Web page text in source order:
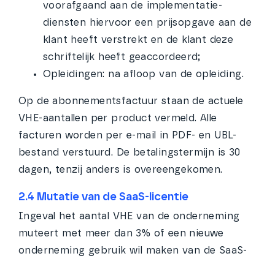
voorafgaand aan de implementatie-
diensten hiervoor een prijsopgave aan de
klant heeft verstrekt en de klant deze
schriftelijk heeft geaccordeerd;
Opleidingen: na afloop van de opleiding.
Op de abonnementsfactuur staan de actuele
VHE-aantallen per product vermeld. Alle
facturen worden per e-mail in PDF- en UBL-
bestand verstuurd. De betalingstermijn is 30
dagen, tenzij anders is overeengekomen.
2.4 Mutatie van de SaaS-licentie
Ingeval het aantal VHE van de onderneming
muteert met meer dan 3% of een nieuwe
onderneming gebruik wil maken van de SaaS-